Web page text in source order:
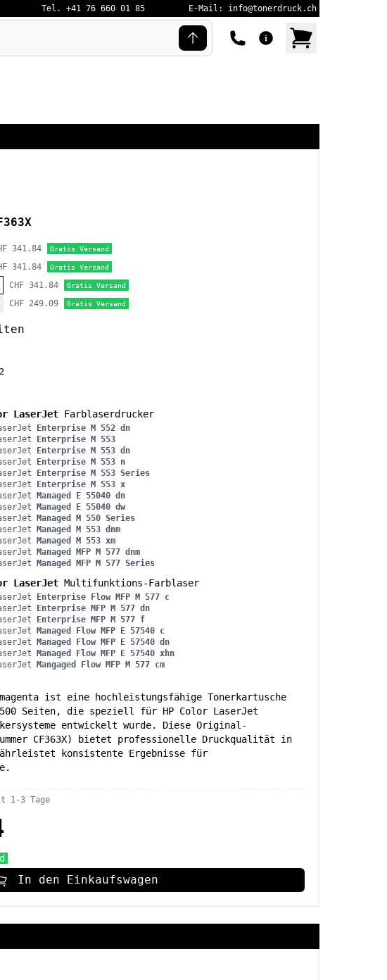
Tel. +41 76 660 01 85 E-Mail: info@tonerdruck.ch
341.84 Gratis Versand
341.84 Gratis Versand
CHF 341.84 Gratis Versand
CHF 249.09 Gratis Versand
LaserJet Farblaserdrucker
Enterprise M 552 dn
Enterprise M 553
Enterprise M 553 dn
Enterprise M 553 n
Enterprise M 553 Series
Enterprise M 553 x
Managed E 55040 dn
Managed E 55040 dw
Managed M 550 Series
Managed M 553 dnm
Managed M 553 xm
Managed MFP M 577 dnm
Managed MFP M 577 Series
LaserJet Multifunktions-Farblaser
Enterprise Flow MFP M 577 c
Enterprise MFP M 577 dn
Enterprise MFP M 577 f
Managed Flow MFP E 57540 c
Managed Flow MFP E 57540 dn
Managed Flow MFP E 57540 xhn
Mangaged Flow MFP M 577 cm
magenta ist eine hochleistungsfähige Tonerkartusche
Seiten, die speziell für HP Color LaserJet
entwickelt wurde. Diese Original-
CF363X) bietet professionelle Druckqualität in
konsistente Ergebnisse für
1-3 Tage
In den Einkaufswagen